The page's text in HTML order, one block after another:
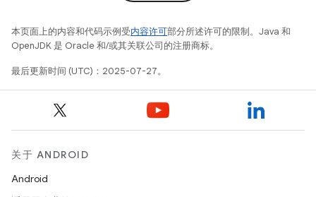
本页面上的内容和代码示例受内容许可部分所述许可的限制。Java 和
OpenJDK 是 Oracle 和/或其关联公司的注册商标。
最后更新时间 (UTC)：2025-07-27。
关于 ANDROID
Android